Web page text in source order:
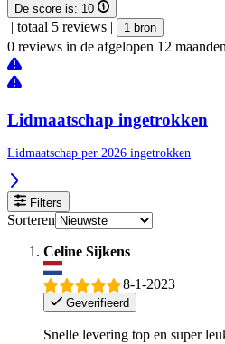
De score is: 10
| totaal 5 reviews | 1 bron
0 reviews in de afgelopen 12 maanden
Lidmaatschap ingetrokken
Lidmaatschap per 2026 ingetrokken
Filters
Sorteren
Celine Sijkens
8-1-2023
Geverifieerd
Snelle levering top en super